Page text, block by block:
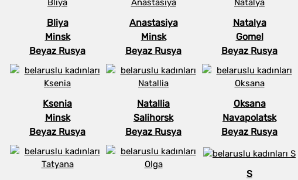
Bliya
Minsk
Beyaz Rusya
Anastasiya
Minsk
Beyaz Rusya
Natalya
Gomel
Beyaz Rusya
Ksenia
Minsk
Beyaz Rusya
Natallia
Salihorsk
Beyaz Rusya
Oksana
Navapolatsk
Beyaz Rusya
S